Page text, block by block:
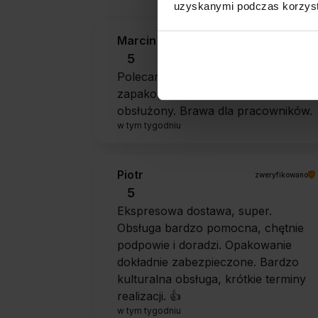
uzyskanymi podczas
Marcin
5
Polecam szybko sprawnie dobrze
zapakowane Zostałem świetnie
obsłużony. Brawa dla pracowników.
w tym tygodniu
Piotr zweryfikowano
5
Ekspresowa dostawa, super.
Obsługa bardzo pomocna, chętnie
podpowie i doradzi. Opakowanie
dokładnie zabezpieczone. Bardzo
kulturalna obsługa, krótkie terminy
realizacji. 👍️
w tym tygodniu